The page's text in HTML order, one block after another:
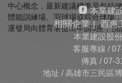
中心概念，最新建議標準是包括
體能訓練場、羽球場或綜合球場
運發局向體育署提出申請3座，預
本業建
相關企業 | 西惠
本業建設股
客服專線 /
傳真 /07-
地址 / 高雄市三民區